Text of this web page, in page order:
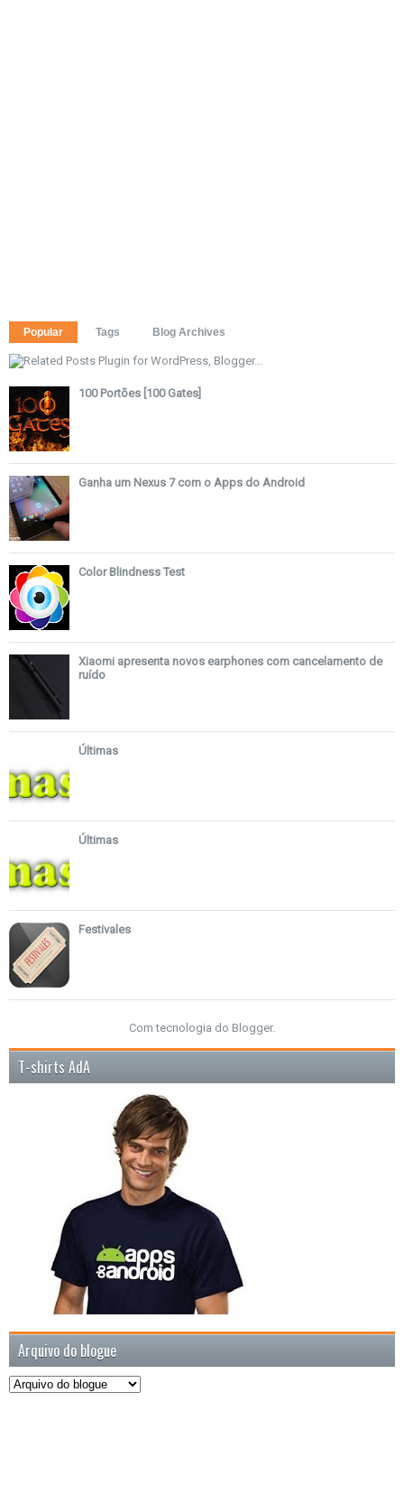
Popular Tags Blog Archives
100 Portões [100 Gates]
Ganha um Nexus 7 com o Apps do Android
Color Blindness Test
Xiaomi apresenta novos earphones com cancelamento de
ruído
Últimas
Últimas
Festivales
Com tecnologia do Blogger.
T-shirts AdA
Arquivo do blogue